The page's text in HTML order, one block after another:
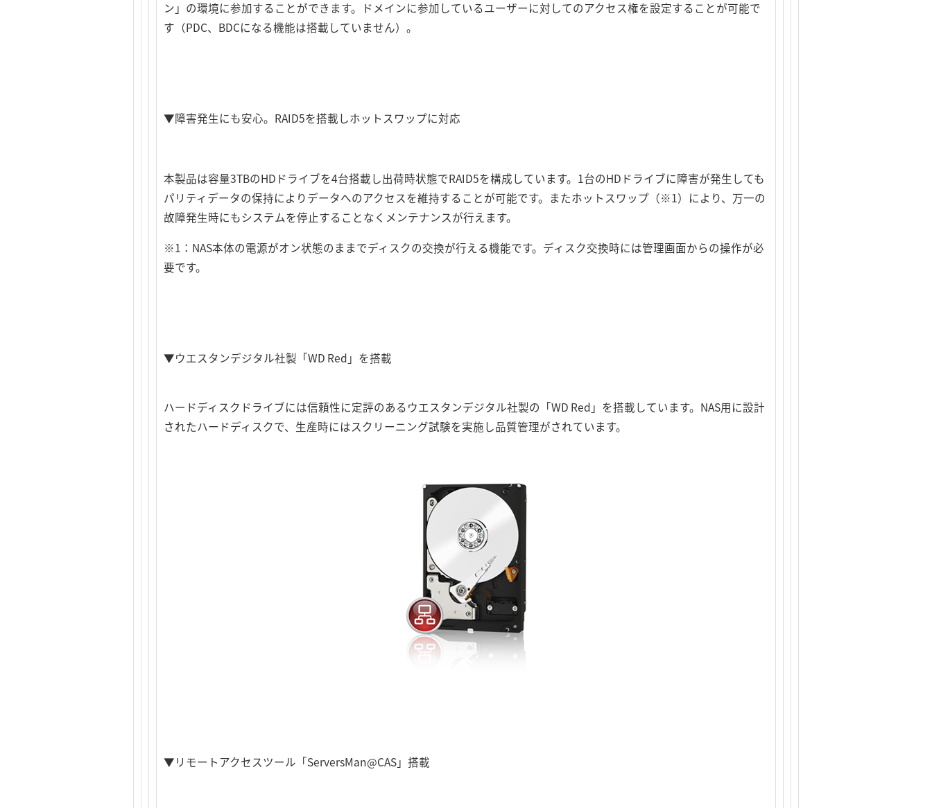
ン」の環境に参加することができます。ドメインに参加しているユーザーに対してのアクセス権を設定することが可能で
す（PDC、BDCになる機能は搭載していません）。
▼障害発生にも安心。RAID5を搭載しホットスワップに対応
本製品は容量3TBのHDドライブを4台搭載し出荷時状態でRAID5を構成しています。1台のHDドライブに障害が発生しても
パリティデータの保持によりデータへのアクセスを維持することが可能です。またホットスワップ（※1）により、万一の
故障発生時にもシステムを停止することなくメンテナンスが行えます。
※1：NAS本体の電源がオン状態のままでディスクの交換が行える機能です。ディスク交換時には管理画面からの操作が必
要です。
▼ウエスタンデジタル社製「WD Red」を搭載
ハードディスクドライブには信頼性に定評のあるウエスタンデジタル社製の「WD Red」を搭載しています。NAS用に設計
されたハードディスクで、生産時にはスクリーニング試験を実施し品質管理がされています。
▼リモートアクセスツール「ServersMan@CAS」搭載